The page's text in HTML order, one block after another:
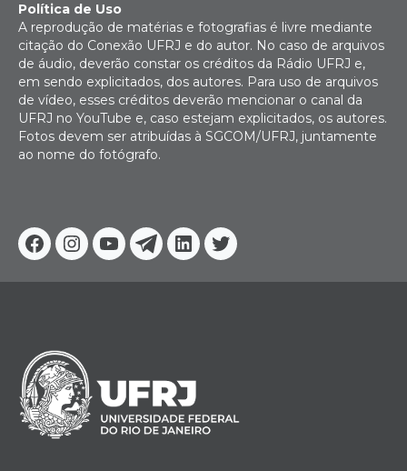
Facebook
Instagram
YoutubeTelegram
Linkedin
Twitter
Política de Uso
A reprodução de matérias e fotografias é livre mediante
citação do Conexão UFRJ e do autor. No caso de arquivos
de áudio, deverão constar os créditos da Rádio UFRJ e,
em sendo explicitados, dos autores. Para uso de arquivos
de vídeo, esses créditos deverão mencionar o canal da
UFRJ no YouTube e, caso estejam explicitados, os autores.
Fotos devem ser atribuídas à SGCOM/UFRJ, juntamente
ao nome do fotógrafo.